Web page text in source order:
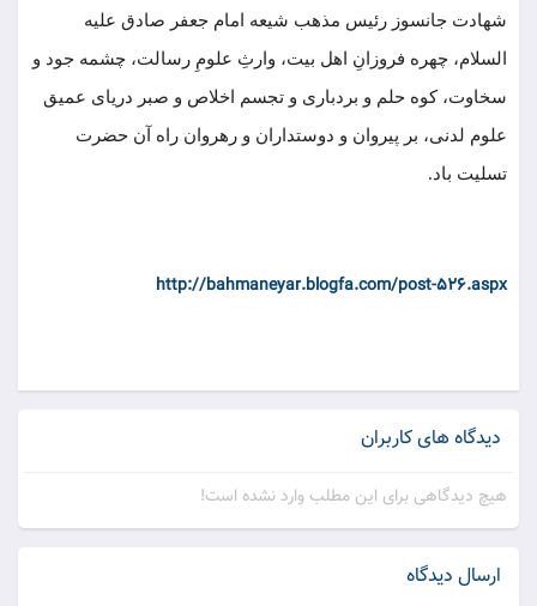
شهادت جانسوز رئیس مذهب شیعه امام جعفر صادق علیه
السلام، چهره فروزانِ اهل بیت، وارثِ علومِ رسالت، چشمه جود و
سخاوت، کوه حلم و بردباری و تجسم اخلاص و صبر دریای عمیق
علوم لدنی، بر پیروان و دوستداران و رهروان راه آن حضرت
تسلیت باد.
http://bahmaneyar.blogfa.com/post-526.aspx
دیدگاه های کاربران
هیچ دیدگاهی برای این مطلب وارد نشده است!
ارسال دیدگاه